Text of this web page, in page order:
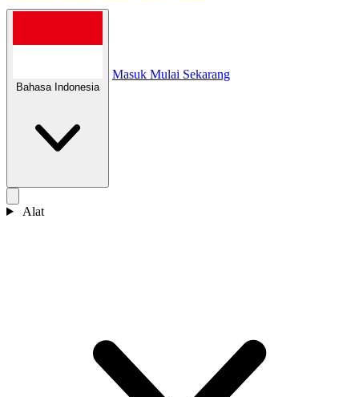
Bahasa Indonesia
Masuk Mulai Sekarang
Alat